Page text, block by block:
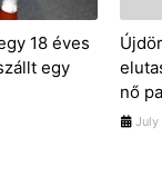
18 éves
egy
nő
July